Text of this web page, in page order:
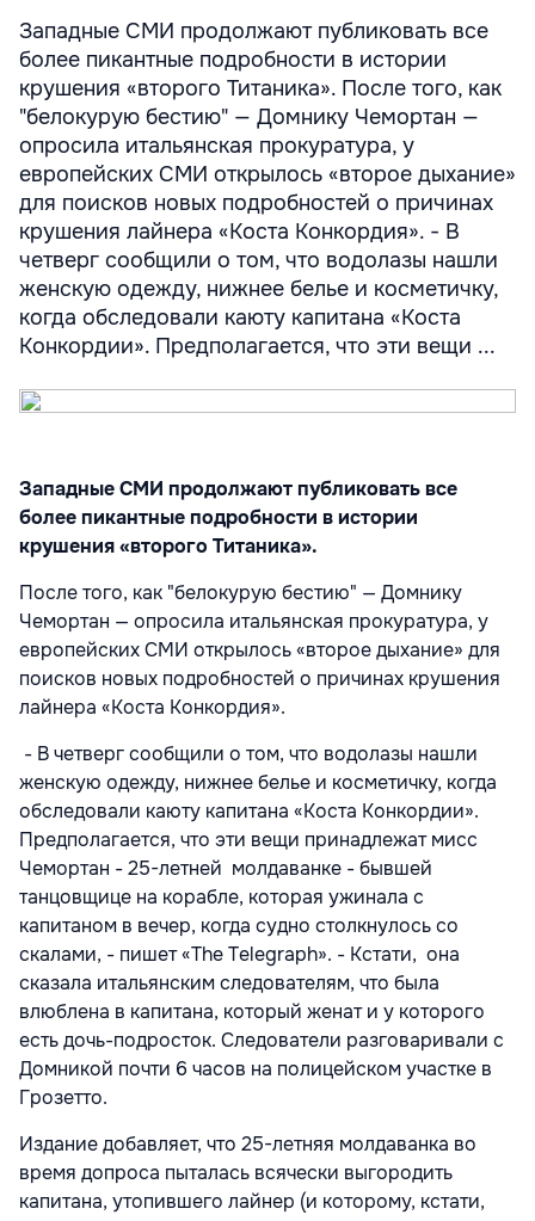
Западные СМИ продолжают публиковать все
более пикантные подробности в истории
крушения «второго Титаника». После того, как
"белокурую бестию" — Домнику Чемортан —
опросила итальянская прокуратура, у
европейских СМИ открылось «второе дыхание»
для поисков новых подробностей о причинах
крушения лайнера «Коста Конкордия». - В
четверг сообщили о том, что водолазы нашли
женскую одежду, нижнее белье и косметичку,
когда обследовали каюту капитана «Коста
Конкордии». Предполагается, что эти вещи ...
Западные СМИ продолжают публиковать все
более пикантные подробности в истории
крушения «второго Титаника».
После того, как "белокурую бестию" — Домнику
Чемортан — опросила итальянская прокуратура, у
европейских СМИ открылось «второе дыхание» для
поисков новых подробностей о причинах крушения
лайнера «Коста Конкордия».
- В четверг сообщили о том, что водолазы нашли
женскую одежду, нижнее белье и косметичку, когда
обследовали каюту капитана «Коста Конкордии».
Предполагается, что эти вещи принадлежат мисс
Чемортан - 25-летней молдаванке - бывшей
танцовщице на корабле, которая ужинала с
капитаном в вечер, когда судно столкнулось со
скалами, - пишет «The Telegraph». - Кстати, она
сказала итальянским следователям, что была
влюблена в капитана, который женат и у которого
есть дочь-подросток. Следователи разговаривали с
Домникой почти 6 часов на полицейском участке в
Грозетто.
Издание добавляет, что 25-летняя молдаванка во
время допроса пыталась всячески выгородить
капитана, утопившего лайнер (и которому, кстати,